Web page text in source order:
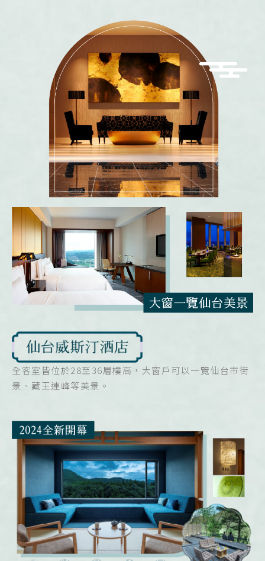
全客室皆位於28至36層樓高，大窗戶可以一覽仙台市街
景、藏王連峰等美景。